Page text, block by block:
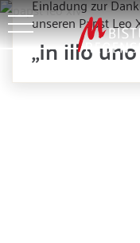
Einladung zur
unseren Papst Leo
„In illo